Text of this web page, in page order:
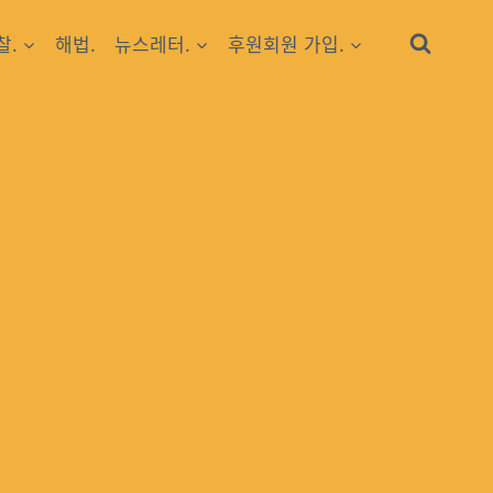
. 해법. 뉴스레터. 후원회원 가입.